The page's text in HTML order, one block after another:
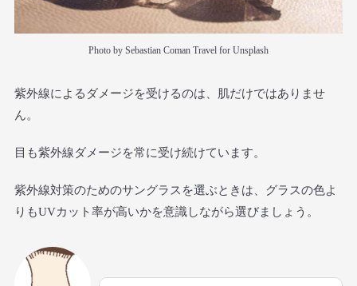
Photo by Sebastian Coman Travel for Unsplash
紫外線によるダメージを受けるのは、肌だけではありませ
ん。
目も紫外線ダメージを常に受け続けています。
紫外線対策のためのサングラスを選ぶときは、グラスの色よ
りもUVカット率が高いかを意識しながら選びましょう。